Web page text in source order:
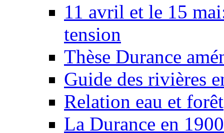
11 avril et le 15
tension
Thèse Durance
Guide des rivières
Relation eau et forêt
La Durance en 1900